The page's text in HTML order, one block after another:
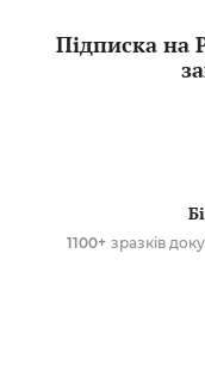
Підписка на
1100+ зразків